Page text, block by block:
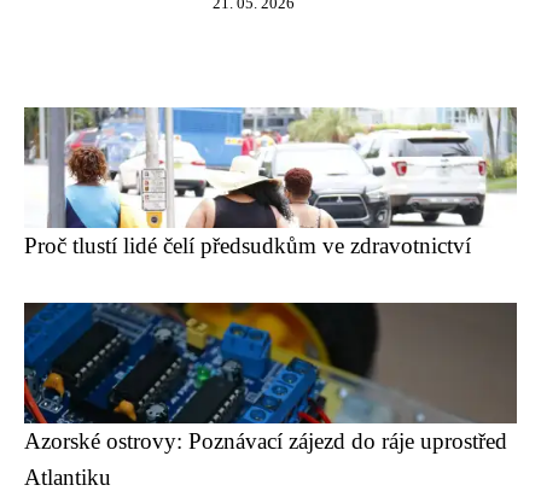
21. 05. 2026
Proč tlustí lidé čelí předsudkům ve zdravotnictví
Azorské ostrovy: Poznávací zájezd do ráje uprostřed
Atlantiku